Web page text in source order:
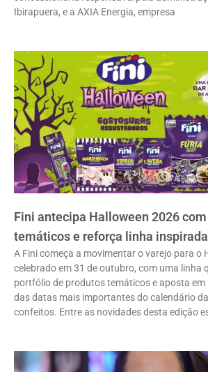
Ibirapuera, e a AXIA Energia, empresa
Fini antecipa Halloween 2026
temáticos e reforça linha
A Fini começa a movimentar o varejo para o
celebrado em 31 de outubro, com uma linha
portfólio de produtos temáticos e aposta em
das datas mais importantes do calendário
confeitos. Entre as novidades desta edição